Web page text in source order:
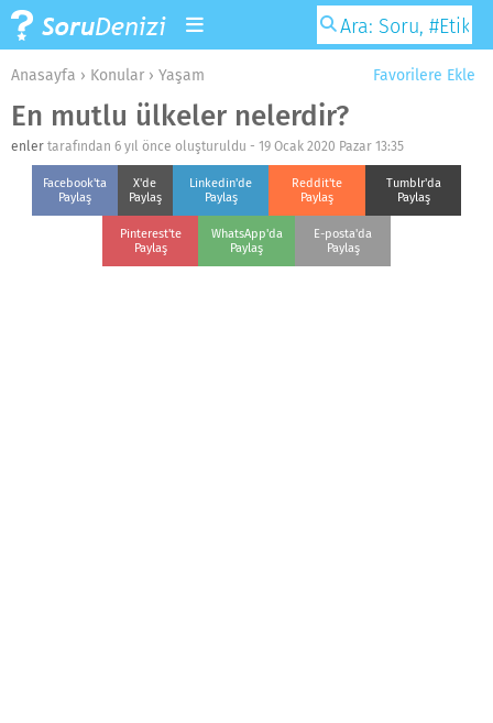
Favorilere Ekle
Anasayfa › Konular › Yaşam
En mutlu ülkeler nelerdir?
enler tarafından 6 yıl önce oluşturuldu - 19 Ocak 2020 Pazar 13:35
Facebook'ta
Paylaş
X'de
Paylaş
Linkedin'de
Paylaş
Reddit'te
Paylaş
Tumblr'da
Paylaş
Pinterest'te
Paylaş
WhatsApp'da
Paylaş
E-posta'da
Paylaş